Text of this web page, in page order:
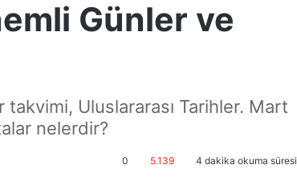
Günler ve
Uluslararası Tarihler. Mart
nelerdir?
0 5.139 4 dakika okuma süresi